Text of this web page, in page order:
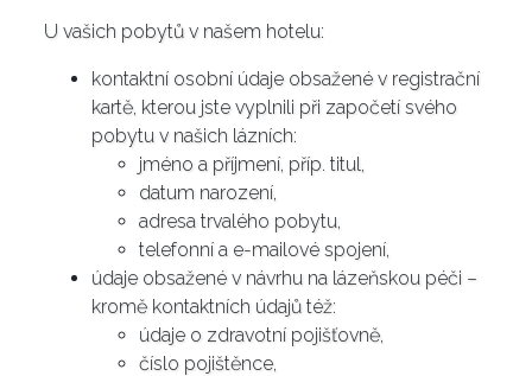
U vašich pobytů v našem hotelu:
kontaktní osobní údaje obsažené v registrační
kartě, kterou jste vyplnili při započetí svého
pobytu v našich lázních:
jméno a příjmení, příp. titul,
datum narození,
adresa trvalého pobytu,
telefonní a e-mailové spojení,
údaje obsažené v návrhu na lázeňskou péči –
kromě kontaktních údajů též:
údaje o zdravotní pojišťovně,
číslo pojištěnce,